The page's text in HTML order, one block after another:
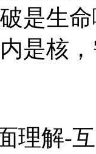
是生
是核
理解-